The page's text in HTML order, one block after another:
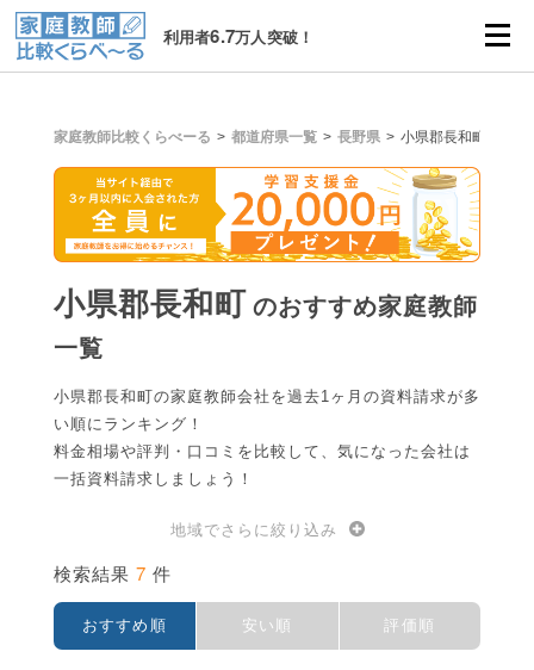
利用者6.7万人突破！
家庭教師比較くらべーる 都道府県一覧 長野県 小県郡長和町
小県郡長和町 のおすすめ家庭教師
一覧
小県郡長和町の家庭教師会社を過去1ヶ月の資料請求が多
い順にランキング！
料金相場や評判・口コミを比較して、気になった会社は
一括資料請求しましょう！
地域でさらに絞り込み
検索結果 7 件
おすすめ順 安い順 評価順